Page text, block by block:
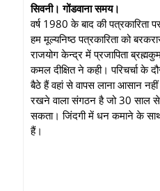
सिवनी। गोंडवाना समय।
वर्ष 1980 के बाद की पत्रकारिता
हम मूल्यनिष्ठ पत्रकारिता को
राजयोग केन्द्र में प्रजापिता
कमल दीक्षित ने कही। परिचर्चा के
बैठे हैं वहां से वापस लाना आसान नहीं
रखने वाला संगठन है जो 30 साल से
सकता। जिंदगी में धन कमाने के साथ
हैं।